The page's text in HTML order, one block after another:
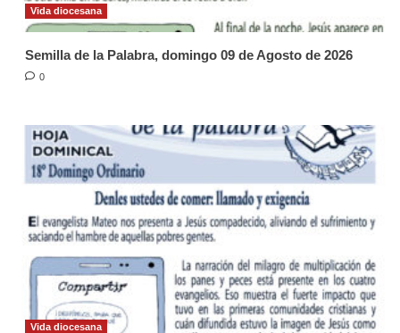
Vida diocesana
Semilla de la Palabra, domingo 09 de Agosto de 2026
0
Vida diocesana